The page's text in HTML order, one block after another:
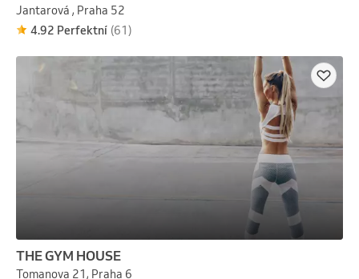
Jantarová , Praha 52
4.92 Perfektní (61)
THE GYM HOUSE
Tomanova 21, Praha 6